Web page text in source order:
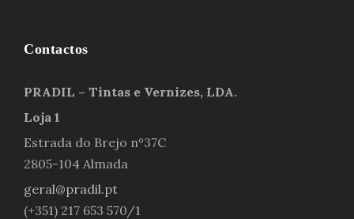
Contactos
PRADIL – Tintas e Vernizes, LDA.
Loja 1
Estrada do Brejo nº37C
2805-104 Almada
geral@pradil.pt
(+351) 217 653 570/1